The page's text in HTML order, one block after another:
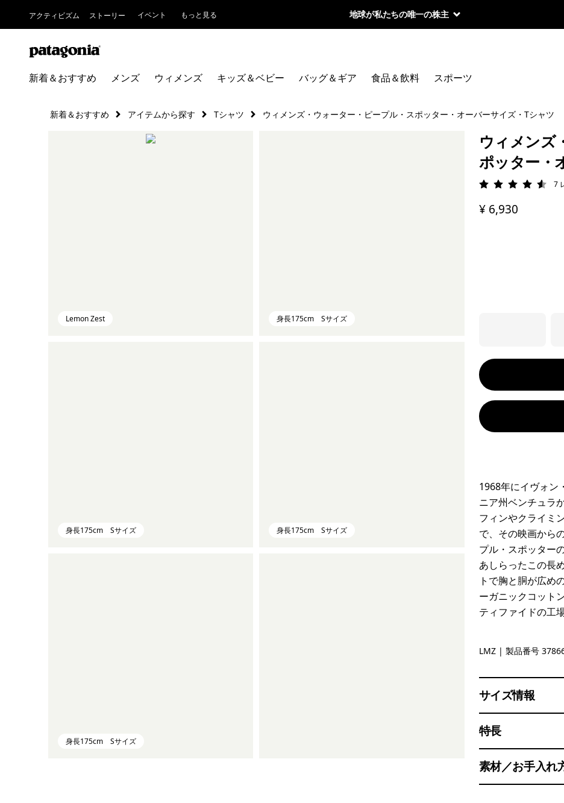
アクティビズム ストーリー イベント もっと見る 地球が私たちの唯一の株主
新着＆おすすめ メンズ ウィメンズ キッズ＆ベビー バッグ＆ギア 食品＆飲料 スポーツ
新着＆おすすめ アイテムから探す Tシャツ ウィメンズ・ウォーター・ピープル・スポッター・オーバーサイズ・Tシャツ
Lemon Zest 身長175cm Sサイズ
身長175cm Sサイズ 身長175cm Sサイズ
身長175cm Sサイズ
ウィメンズ
ポッター・
評価: 4.6 / 5
7
¥ 6,930
1968年にイヴォン
ニア州ベンチュラ
フィンやクライミ
で、その映画から
プル・スポッター
あしらったこの長
トで胸と胴が広め
ーガニックコット
ティファイドの工
Lemon Zest
LMZ | 製品番号
サイズ情報
特長
素材／お手入れ